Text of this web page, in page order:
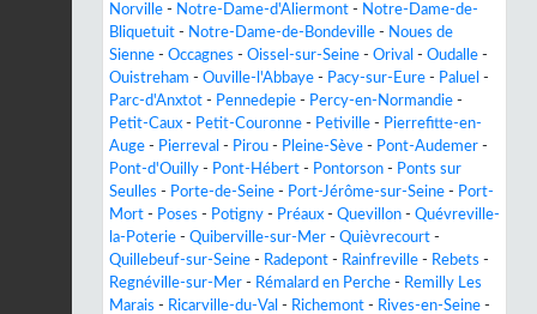
Norville - Notre-Dame-d'Aliermont - Notre-Dame-de-
Bliquetuit - Notre-Dame-de-Bondeville - Noues de
Sienne - Occagnes - Oissel-sur-Seine - Orival - Oudalle -
Ouistreham - Ouville-l'Abbaye - Pacy-sur-Eure - Paluel -
Parc-d'Anxtot - Pennedepie - Percy-en-Normandie -
Petit-Caux - Petit-Couronne - Petiville - Pierrefitte-en-
Auge - Pierreval - Pirou - Pleine-Sève - Pont-Audemer -
Pont-d'Ouilly - Pont-Hébert - Pontorson - Ponts sur
Seulles - Porte-de-Seine - Port-Jérôme-sur-Seine - Port-
Mort - Poses - Potigny - Préaux - Quevillon - Quévreville-
la-Poterie - Quiberville-sur-Mer - Quièvrecourt -
Quillebeuf-sur-Seine - Radepont - Rainfreville - Rebets -
Regnéville-sur-Mer - Rémalard en Perche - Remilly Les
Marais - Ricarville-du-Val - Richemont - Rives-en-Seine -